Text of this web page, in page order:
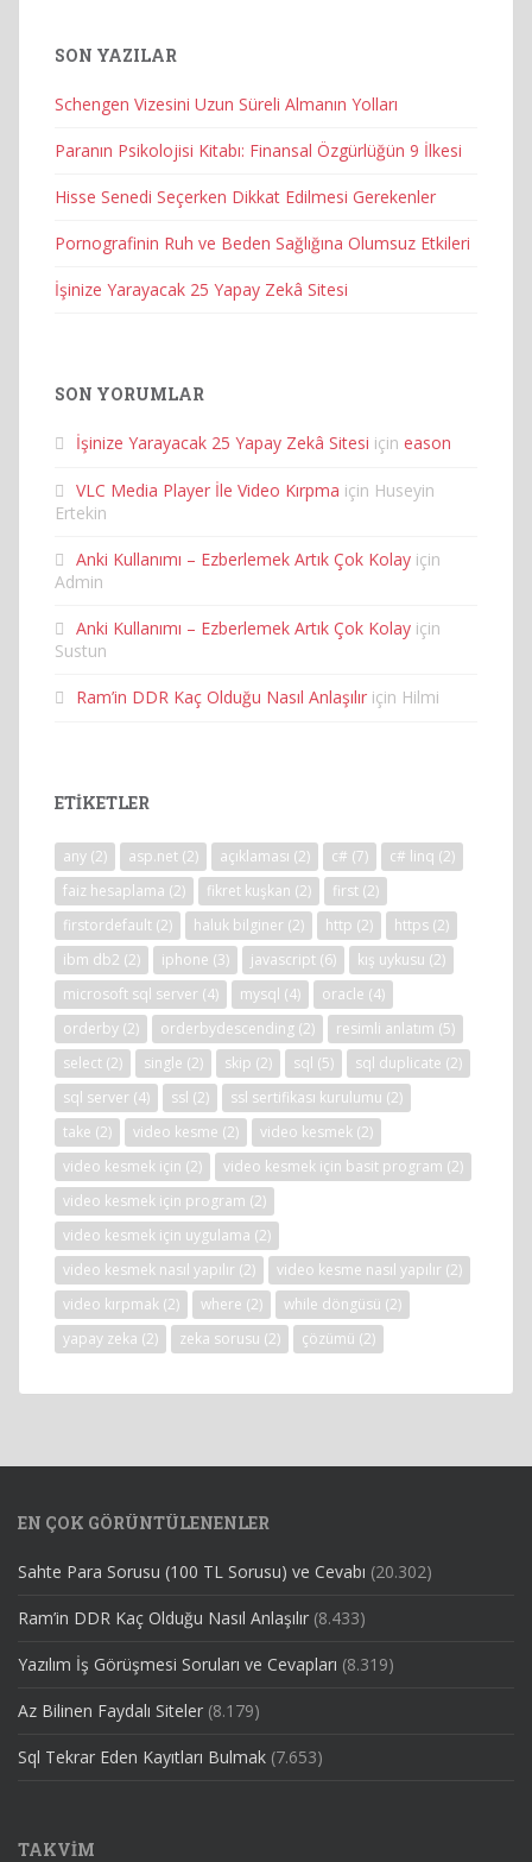
SON YAZILAR
Schengen Vizesini Uzun Süreli Almanın Yolları
Paranın Psikolojisi Kitabı: Finansal Özgürlüğün 9 İlkesi
Hisse Senedi Seçerken Dikkat Edilmesi Gerekenler
Pornografinin Ruh ve Beden Sağlığına Olumsuz Etkileri
İşinize Yarayacak 25 Yapay Zekâ Sitesi
SON YORUMLAR
İşinize Yarayacak 25 Yapay Zekâ Sitesi için eason
VLC Media Player İle Video Kırpma için Huseyin
Ertekin
Anki Kullanımı – Ezberlemek Artık Çok Kolay için
Admin
Anki Kullanımı – Ezberlemek Artık Çok Kolay için
Sustun
Ram’in DDR Kaç Olduğu Nasıl Anlaşılır için Hilmi
ETIKETLER
any (2) asp.net (2) açıklaması (2) c# (7) c# linq (2)
faiz hesaplama (2) fikret kuşkan (2) first (2)
firstordefault (2) haluk bilginer (2) http (2) https (2)
ibm db2 (2) iphone (3) javascript (6) kış uykusu (2)
microsoft sql server (4) mysql (4) oracle (4)
orderby (2) orderbydescending (2) resimli anlatım (5)
select (2) single (2) skip (2) sql (5) sql duplicate (2)
sql server (4) ssl (2) ssl sertifikası kurulumu (2)
take (2) video kesme (2) video kesmek (2)
video kesmek için (2) video kesmek için basit program (2)
video kesmek için program (2)
video kesmek için uygulama (2)
video kesmek nasıl yapılır (2) video kesme nasıl yapılır (2)
video kırpmak (2) where (2) while döngüsü (2)
yapay zeka (2) zeka sorusu (2) çözümü (2)
EN ÇOK GÖRÜNTÜLENENLER
Sahte Para Sorusu (100 TL Sorusu) ve Cevabı (20.302)
Ram’in DDR Kaç Olduğu Nasıl Anlaşılır (8.433)
Yazılım İş Görüşmesi Soruları ve Cevapları (8.319)
Az Bilinen Faydalı Siteler (8.179)
Sql Tekrar Eden Kayıtları Bulmak (7.653)
TAKVIM